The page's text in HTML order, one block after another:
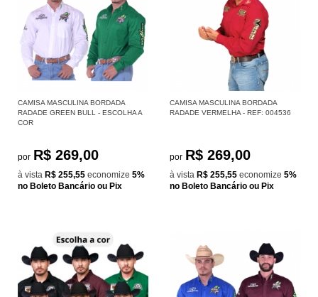
CAMISA MASCULINA BORDADA
RADADE GREEN BULL - ESCOLHA A
COR
por R$ 269,00
à vista R$ 255,55 economize 5%
no Boleto Bancário ou Pix
CAMISA MASCULINA BORDADA
RADADE VERMELHA - REF: 004536
por R$ 269,00
à vista R$ 255,55 economize 5%
no Boleto Bancário ou Pix